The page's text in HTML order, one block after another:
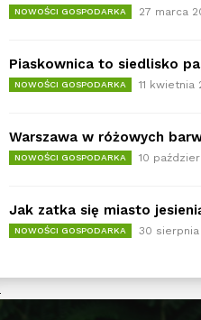
NOWOŚCI GOSPODARKA 27 marca
Piaskownica to siedlisko
NOWOŚCI GOSPODARKA 11 kwietnia
Warszawa w różowych
NOWOŚCI GOSPODARKA 10
Jak zatka się miasto
NOWOŚCI GOSPODARKA 30 sierpnia